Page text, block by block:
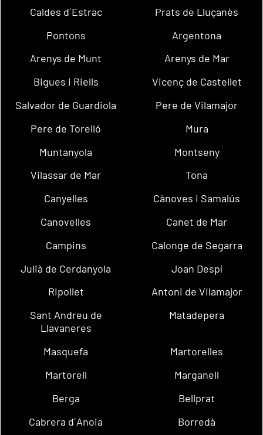
Caldes d´Estrac
Prats de Lluçanès
Pontons
Argentona
Arenys de Munt
Arenys de Mar
Bigues i Riells
Vicenç de Castellet
Salvador de Guardiola
Pere de Vilamajor
Pere de Torelló
Mura
Muntanyola
Montseny
Vilassar de Mar
Tona
Canyelles
Cànoves i Samalús
Canovelles
Canet de Mar
Campins
Calonge de Segarra
Julià de Cerdanyola
Joan Despí
Ripollet
Antoni de Vilamajor
Sant Andreu de
Llavaneres
Matadepera
Masquefa
Martorelles
Martorell
Marganell
Berga
Bellprat
Cabrera d´Anoia
Borredà